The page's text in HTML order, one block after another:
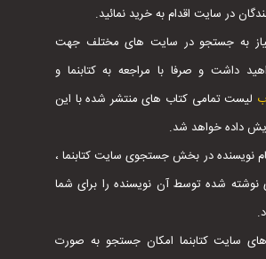
در سایت اقدام به خرید نمائید.
نیاز به جستجو در سایت های مختلف جهت
داشت و صرفا با مراجعه به کتابنما و
لیست تمامی کتاب های منتشر شده با این
داده خواهد شد.
نویسنده در بخش جستجوی سایت کتابنما ،
نوشته شده توسط آن نویسنده را برای شما
های سایت کتابنما امکان جستجو به صورت